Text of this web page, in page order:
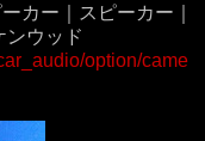
カー｜スピーカー｜
ンウッド
option/came